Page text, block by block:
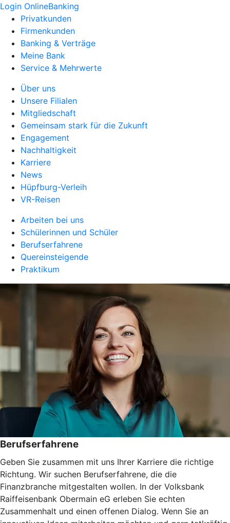
Login OnlineBanking
Privatkunden
Firmenkunden
Banking & Verträge
Meine Bank
Service & Mehrwerte
Über uns
Unsere Filialen
Mitgliedschaft
Gemeinsam stark für die Zukunft
Engagement
Nachhaltigkeit
Karriere
News
Hüpfburg-Verleih
VR-Reisen
Arbeiten bei uns
Schülerinnen und Schüler
Berufserfahrene
Quereinsteigende
Praktikum
Berufserfahrene
Geben Sie zusammen mit uns Ihrer Karriere die richtige
Richtung. Wir suchen Berufserfahrene, die die
Finanzbranche mitgestalten wollen. In der Volksbank
Raiffeisenbank Obermain eG erleben Sie echten
Zusammenhalt und einen offenen Dialog. Wenn Sie an